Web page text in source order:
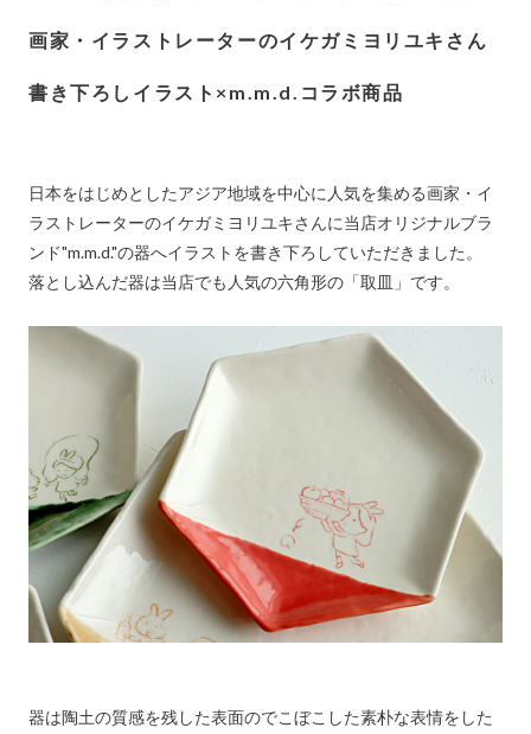
画家・イラストレーターのイケガミヨリユキさん
書き下ろしイラスト×m.m.d.コラボ商品
日本をはじめとしたアジア地域を中心に人気を集める画家・イ
ラストレーターのイケガミヨリユキさんに当店オリジナルブラ
ンド"m.m.d."の器へイラストを書き下ろしていただきました。
落とし込んだ器は当店でも人気の六角形の「取皿」です。
器は陶土の質感を残した表面のでこぼこした素朴な表情をした